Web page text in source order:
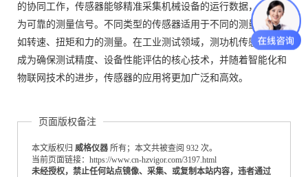
的协同工作，传感器能够精准采集机械设备的运行数据，并转换
为可靠的测量信号。不同类型的传感器适用于不同的测量需求，
如转速、扭矩和力的测量。在工业测试领域，测功机传感器已经
成为确保测试精度、设备性能评估的核心技术，并随着智能化和
物联网技术的进步，传感器的应用将更加广泛和高效。
页面版权备注
本文版权归 威格仪器 所有；本文共被查阅 932 次。
当前页面链接：https://www.cn-hzvigor.com/3197.html
未经授权，禁止任何站点镜像、采集、或复制本站内容，违者通过